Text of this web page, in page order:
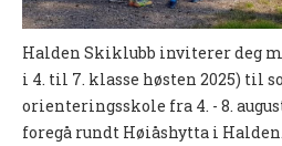
Løpe for Halden SK?
Løpergruppe
Støtteapparat
Halden Skiklubb inviterer deg
i 4. til 7. klasse høsten 2025) til
orienteringsskole fra 4. - 8.
foregå rundt Høiåshytta i